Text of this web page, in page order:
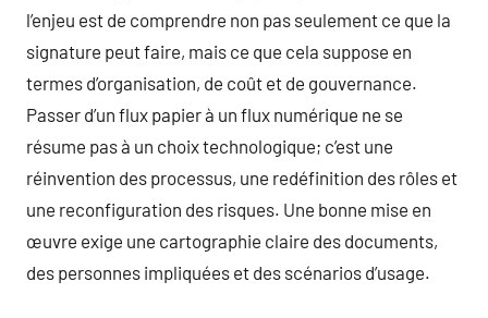
l’enjeu est de comprendre non pas seulement ce que la
signature peut faire, mais ce que cela suppose en
termes d’organisation, de coût et de gouvernance.
Passer d’un flux papier à un flux numérique ne se
résume pas à un choix technologique; c’est une
réinvention des processus, une redéfinition des rôles et
une reconfiguration des risques. Une bonne mise en
œuvre exige une cartographie claire des documents,
des personnes impliquées et des scénarios d’usage.